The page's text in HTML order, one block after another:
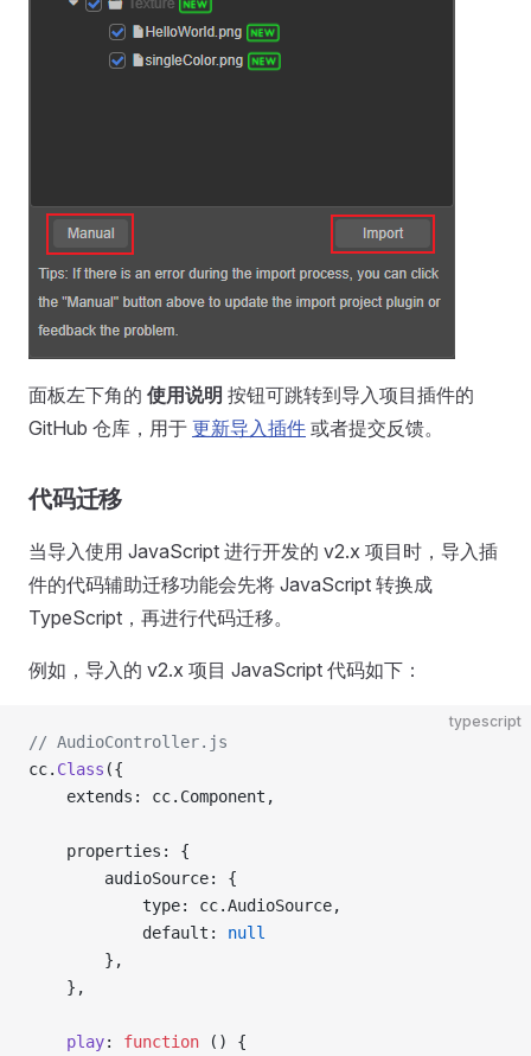
面板左下角的 使用说明 按钮可跳转到导入项目插件的
GitHub 仓库，用于 更新导入插件 或者提交反馈。
代码迁移
当导入使用 JavaScript 进行开发的 v2.x 项目时，导入插
件的代码辅助迁移功能会先将 JavaScript 转换成
TypeScript，再进行代码迁移。
例如，导入的 v2.x 项目 JavaScript 代码如下：
typescript
// AudioController.js
cc. Class ({
    extends: cc.Component,
    properties: {
        audioSource: {
            type: cc.AudioSource,
            default:
null
        },
    },
    play
: function () {